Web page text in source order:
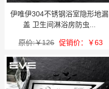
伊唯伊304不锈钢浴室隐形地漏
盖 卫生间淋浴房防虫...
原价:￥126 促销价：￥63